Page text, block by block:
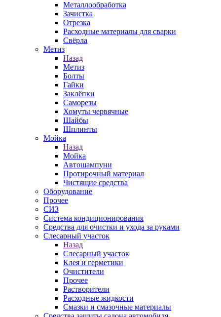
Металлообработка
Зачистка
Отрезка
Расходные материалы для сварки
Свёрла
Метиз
Назад
Метиз
Болты
Гайки
Заклёпки
Саморезы
Хомуты червячные
Шайбы
Шплинты
Мойка
Назад
Мойка
Автошампуни
Протирочный материал
Чистящие средства
Оборудование
Прочее
СИЗ
Система кондиционирования
Средства для очистки и ухода за руками
Слесарный участок
Назад
Слесарный участок
Клея и герметики
Очистители
Прочее
Растворители
Расходные жидкости
Смазки и смазочные материалы